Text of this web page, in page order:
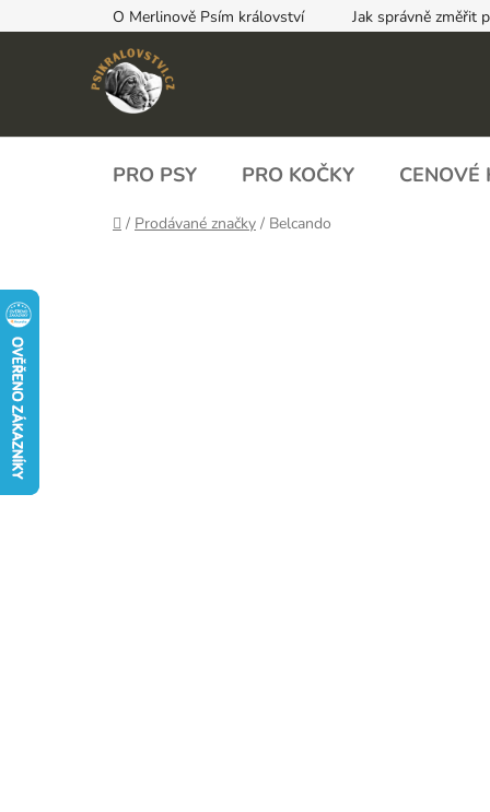
na
O Merlinově Psím království Jak správně změřit
PRO PSY PRO KOČKY CENOVÉ
Domů
/ Prodávané značky / Belcando